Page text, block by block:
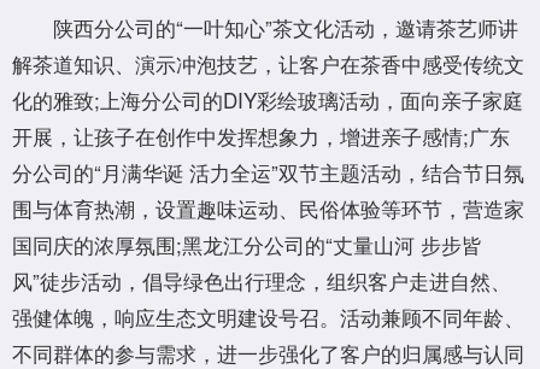
陕西分公司的“一叶知心”茶文化活动，邀请茶艺师讲
解茶道知识、演示冲泡技艺，让客户在茶香中感受传统文
化的雅致;上海分公司的DIY彩绘玻璃活动，面向亲子家庭
开展，让孩子在创作中发挥想象力，增进亲子感情;广东
分公司的“月满华诞 活力全运”双节主题活动，结合节日氛
围与体育热潮，设置趣味运动、民俗体验等环节，营造家
国同庆的浓厚氛围;黑龙江分公司的“丈量山河 步步皆
风”徒步活动，倡导绿色出行理念，组织客户走进自然、
强健体魄，响应生态文明建设号召。活动兼顾不同年龄、
不同群体的参与需求，进一步强化了客户的归属感与认同